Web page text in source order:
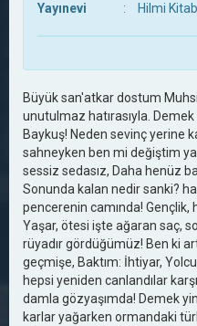
Yayınevi
: Hilmi
Büyük san'atkar dostum
unutulmaz hatırasıyla.
Baykuş! Neden sevinç yerine
sahneyken ben mi değiştim
sessiz sedasız, Daha henüz
Sonunda kalan nedir sanki?
pencerenin camında! Gençlik,
Yaşar, ötesi işte ağaran saç,
rüyadır gördüğümüz! Ben ki
geçmişe, Baktım: İhtiyar,
hepsi yeniden canlandılar
damla gözyaşımda! Demek
karlar yağarken ormandaki